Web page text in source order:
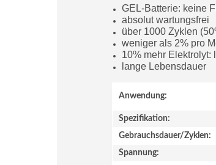
GEL-Batterie: keine
absolut wartungsfrei
über 1000 Zyklen
weniger als 2% pro
10% mehr Elektrolyt:
lange Lebensdauer
Anwendung:
Spezifikation:
Gebrauchsdauer/Zyklen:
Spannung: